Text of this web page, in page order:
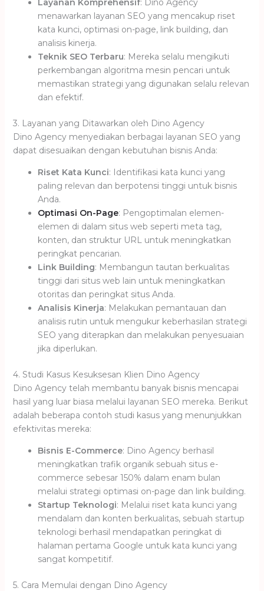
Layanan Komprehensif: Dino Agency
menawarkan layanan SEO yang mencakup riset
kata kunci, optimasi on-page, link building, dan
analisis kinerja.
Teknik SEO Terbaru: Mereka selalu mengikuti
perkembangan algoritma mesin pencari untuk
memastikan strategi yang digunakan selalu relevan
dan efektif.
3. Layanan yang Ditawarkan oleh Dino Agency
Dino Agency menyediakan berbagai layanan SEO yang
dapat disesuaikan dengan kebutuhan bisnis Anda:
Riset Kata Kunci: Identifikasi kata kunci yang
paling relevan dan berpotensi tinggi untuk bisnis
Anda.
Optimasi On-Page: Pengoptimalan elemen-
elemen di dalam situs web seperti meta tag,
konten, dan struktur URL untuk meningkatkan
peringkat pencarian.
Link Building: Membangun tautan berkualitas
tinggi dari situs web lain untuk meningkatkan
otoritas dan peringkat situs Anda.
Analisis Kinerja: Melakukan pemantauan dan
analisis rutin untuk mengukur keberhasilan strategi
SEO yang diterapkan dan melakukan penyesuaian
jika diperlukan.
4. Studi Kasus Kesuksesan Klien Dino Agency
Dino Agency telah membantu banyak bisnis mencapai
hasil yang luar biasa melalui layanan SEO mereka. Berikut
adalah beberapa contoh studi kasus yang menunjukkan
efektivitas mereka:
Bisnis E-Commerce: Dino Agency berhasil
meningkatkan trafik organik sebuah situs e-
commerce sebesar 150% dalam enam bulan
melalui strategi optimasi on-page dan link building.
Startup Teknologi: Melalui riset kata kunci yang
mendalam dan konten berkualitas, sebuah startup
teknologi berhasil mendapatkan peringkat di
halaman pertama Google untuk kata kunci yang
sangat kompetitif.
5. Cara Memulai dengan Dino Agency